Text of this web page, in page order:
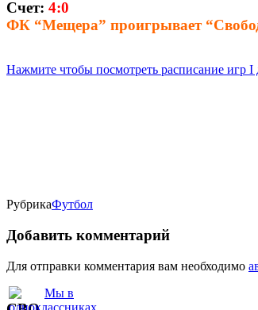
Счет: 4:0
ФК “Мещера” проигрывает
Нажмите чтобы посмотреть расписание игр
РубрикаФутбол
Добавить комментарий
Для отправки комментария вам необходимо